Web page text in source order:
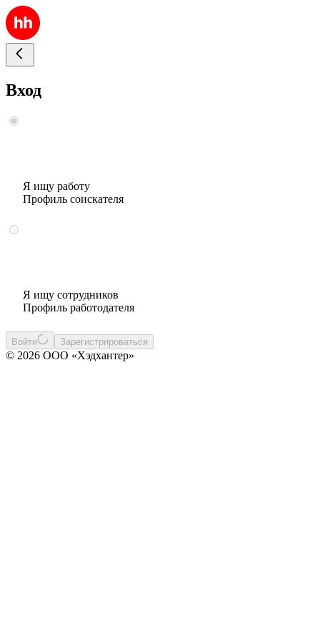
Вход
Я ищу работу
Профиль соискателя
Я ищу сотрудников
Профиль работодателя
Войти Зарегистрироваться
© 2026 ООО «Хэдхантер»